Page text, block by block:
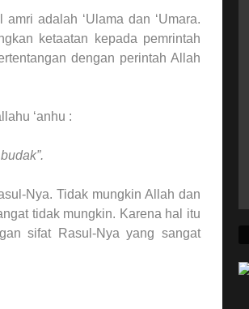
adalah ‘Ulama dan ‘Umara.
ketaatan kepada pemrintah
dengan perintah Allah
‘anhu :
Nya. Tidak mungkin Allah dan
tidak mungkin. Karena hal itu
sifat Rasul-Nya yang sangat